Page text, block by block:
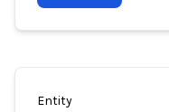
Entity